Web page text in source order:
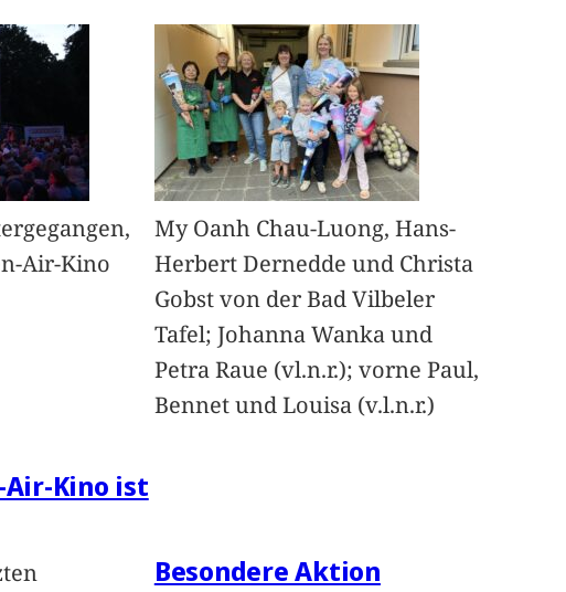
Air-Kino
Kino ist
My Oanh Chau-Luong, Hans-
Herbert Dernedde und Christa
Gobst von der Bad Vilbeler
Tafel; Johanna Wanka und
Petra Raue (vl.n.r.); vorne Paul,
Bennet und Louisa (v.l.n.r.)
Besondere Aktion